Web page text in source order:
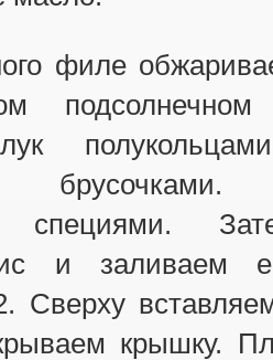
филе
брусочками.
специями.
и заливаем
Сверху
крышку.